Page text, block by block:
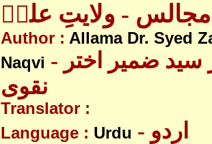
مجالس - ولایتِ علیؑ
Author : Allama Dr. Syed
Naqvi - علامہ ڈاکٹر سید ضمیر اختر
نقوی
Translator :
Language : Urdu - اردو